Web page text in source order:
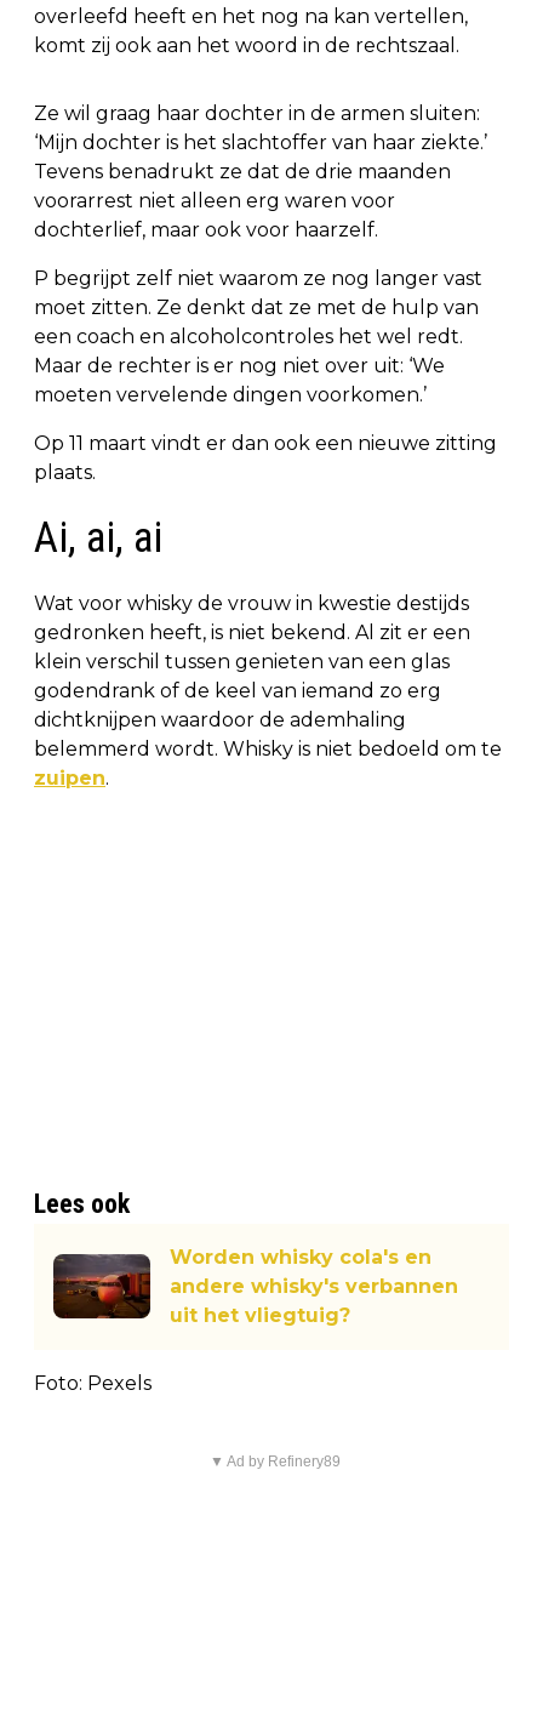
overleefd heeft en het nog na kan vertellen,
komt zij ook aan het woord in de rechtszaal.
Ze wil graag haar dochter in de armen sluiten:
‘Mijn dochter is het slachtoffer van haar ziekte.’
Tevens benadrukt ze dat de drie maanden
voorarrest niet alleen erg waren voor
dochterlief, maar ook voor haarzelf.
P begrijpt zelf niet waarom ze nog langer vast
moet zitten. Ze denkt dat ze met de hulp van
een coach en alcoholcontroles het wel redt.
Maar de rechter is er nog niet over uit: ‘We
moeten vervelende dingen voorkomen.’
Op 11 maart vindt er dan ook een nieuwe zitting
plaats.
Ai, ai, ai
Wat voor whisky de vrouw in kwestie destijds
gedronken heeft, is niet bekend. Al zit er een
klein verschil tussen genieten van een glas
godendrank of de keel van iemand zo erg
dichtknijpen waardoor de ademhaling
belemmerd wordt. Whisky is niet bedoeld om te
zuipen.
Lees ook
Worden whisky cola's en
andere whisky's verbannen
uit het vliegtuig?
Foto: Pexels
▼ Ad by Refinery89